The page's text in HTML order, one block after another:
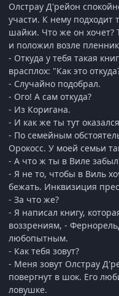
Олстрау Д'рейон
участи. К нему подходит
шайки. Что же он хочет?
и положил возле
- Откуда у тебя такая
врасплох: "Как это
- Случайно подобрал.
- Ого! А сам откуда?
- Из Коригана.
- И как же ты тут
- По семейным
Орокосс. У моей семьи
- А что ж ты в Виле
- Я не то, чтобы в Виль
бежать. Инквизиция
- За что же?
- Я написал книгу,
воззрениям, -
любопытным.
- Как тебя зовут?
- Меня зовут Олстрау
повергнут в шок. Его
ловушке.